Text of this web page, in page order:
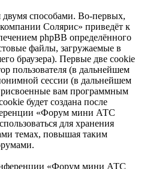
способами. Во-первых,
Солярис» приведёт к
phpBB определённого
файлы, загружаемые в
браузера). Первые две cookie
пользователя (в дальнейшем
сессии (в дальнейшем
вам программным
будет создана после
«Форум мини АТС
для хранения
темах, повышая таким
«Форум мини АТС